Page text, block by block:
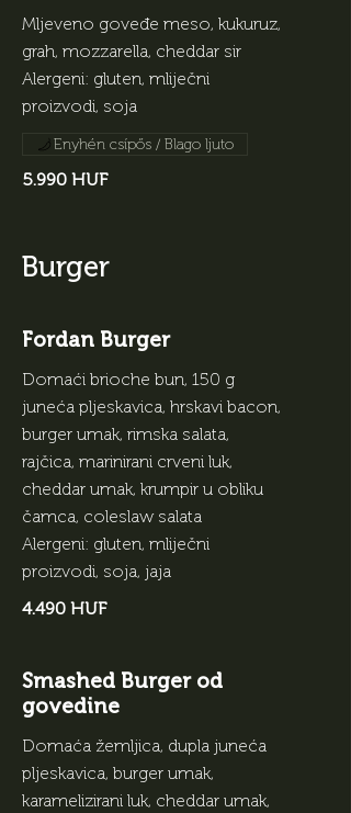
Mljeveno goveđe meso, kukuruz,
grah, mozzarella, cheddar sir
Alergeni: gluten, mliječni
proizvodi, soja
5.990 HUF
Enyhén csípős / Blago ljuto
Burger
Fordan Burger
Domaći brioche bun, 150 g
juneća pljeskavica, hrskavi bacon,
burger umak, rimska salata,
rajčica, marinirani crveni luk,
cheddar umak, krumpir u obliku
čamca, coleslaw salata
Alergeni: gluten, mliječni
proizvodi, soja, jaja
4.490 HUF
Smashed Burger od
govedine
Domaća žemljica, dupla juneća
pljeskavica, burger umak,
karamelizirani luk, cheddar umak,